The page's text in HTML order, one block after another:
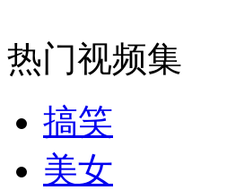
纽约上演“枕头大战”
司机酒驾遇交警 急速倒车逃窜
热门视频集
搞笑
美女